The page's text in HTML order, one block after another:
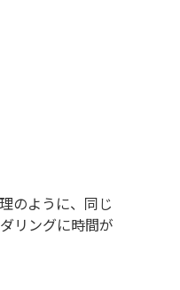
のように、同じ
リングに時間が